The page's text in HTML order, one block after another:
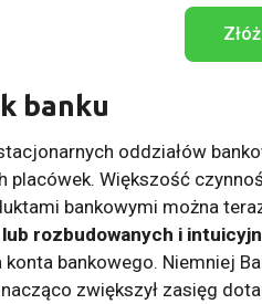
banku
oddziałów
Większość
bankowymi można
rozbudowanych i
bankowego. Niemniej
zwiększył zasięg